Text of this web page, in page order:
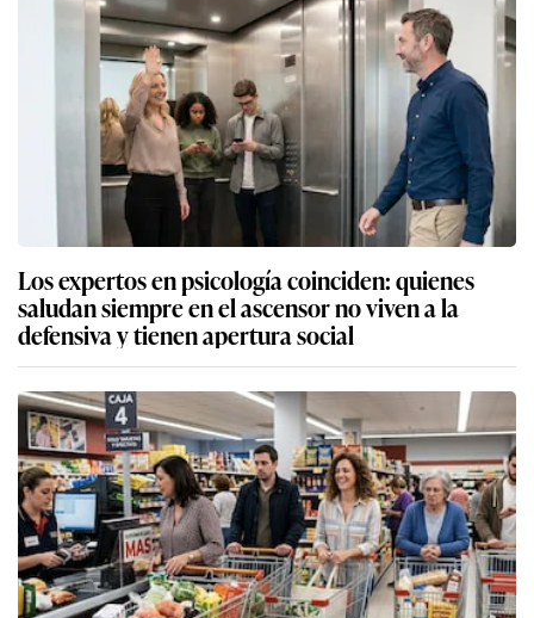
Los expertos en psicología coinciden: quienes
saludan siempre en el ascensor no viven a la
defensiva y tienen apertura social